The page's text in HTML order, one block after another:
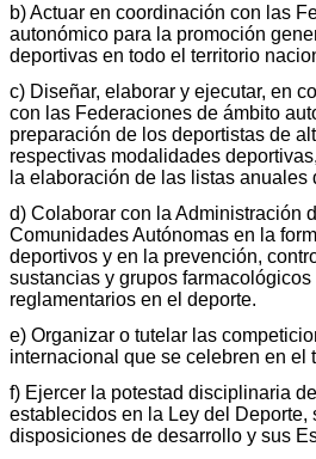
b) Actuar en coordinación con las
autonómico para la promoción
deportivas en todo el territorio
c) Diseñar, elaborar y ejecutar, en
con las Federaciones de ámbito
preparación de los deportistas de
respectivas modalidades
la elaboración de las listas anuales
d) Colaborar con la Administración
Comunidades Autónomas en la
deportivos y en la prevención,
sustancias y grupos
reglamentarios en el deporte.
e) Organizar o tutelar las
internacional que se celebren en el
f) Ejercer la potestad disciplinaria
establecidos en la Ley del Deporte,
disposiciones de desarrollo y sus